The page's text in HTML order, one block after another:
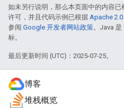
如未另行说明，那么本页面中的内容已
许可，并且代码示例已根据 Apache
参阅 Google 开发者网站政策。Java
标。
最后更新时间 (UTC)：2025-07-25。
博客
堆栈概览